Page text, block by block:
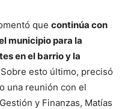
que continúa con
municipio para la
en el barrio y la
Sobre esto último, precisó
una reunión con el
y Finanzas, Matías